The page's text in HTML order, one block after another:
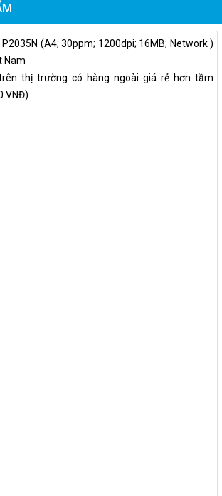
(A4; 30ppm; 1200dpi; 16MB; Network )
Nam
thị trường có hàng ngoài giá rẻ hơn tầm
VNĐ)